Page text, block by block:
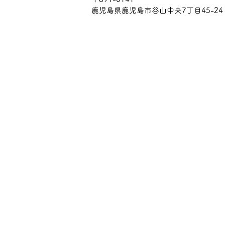
鹿児島県鹿児島市谷山中央7丁目45-24